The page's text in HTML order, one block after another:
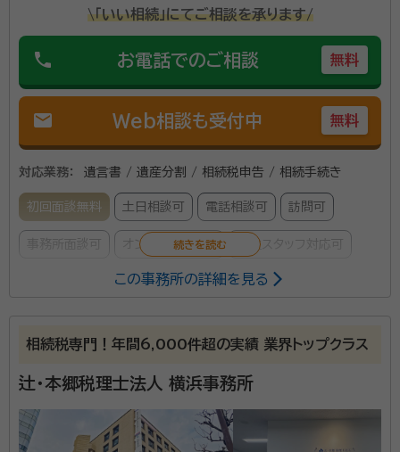
\「いい相続」にてご相談を承ります/
phone お電話でのご相談 無料
mail Web相談も受付中 無料
対応業務： 遺言書 / 遺産分割 / 相続税申告 / 相続手続き
初回面談無料 土日相談可 電話相談可 訪問可
事務所面談可 オンライン面談可 女性スタッフ対応可
節税に関してはもちろんですが、大切にしているのは
「親身になってお客様に寄り添う」という事です。 お客
様のご意向を最大限に尊重した上で、遺産分割案を複
数作成し、遺産分割案毎の節税額や納税額をわかりやす
くお伝えします。 また、相続税の申告に関する「遺産分
資格等： 税理士
所属団体： 東京地方税理士会
この事務所の詳細を見る
相続税専門！年間6,000件超の実績 業界トップクラス
辻・本郷税理士法人 横浜事務所